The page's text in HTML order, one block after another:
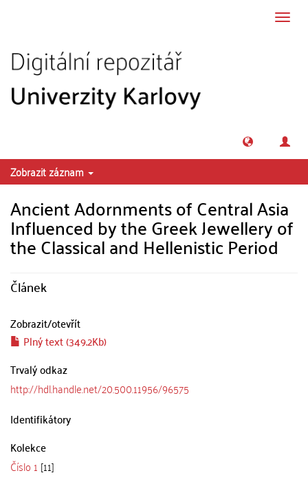
Zobrazit záznam
Ancient Adornments of Central Asia
Influenced by the Greek Jewellery of
the Classical and Hellenistic Period
Článek
Zobrazit/otevřít
Plný text (349.2Kb)
Trvalý odkaz
http://hdl.handle.net/20.500.11956/96575
Identifikátory
Kolekce
Číslo 1 [11]